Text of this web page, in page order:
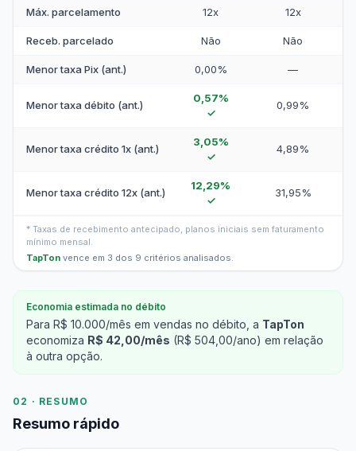
Máx. parcelamento 12x 12x
Receb. parcelado Não Não
Menor taxa Pix (ant.) 0,00% —
Menor taxa débito (ant.)
0,57%
✓
0,99%
Menor taxa crédito 1x (ant.)
3,05%
✓
4,89%
Menor taxa crédito 12x (ant.)
12,29%
✓
31,95%
* Taxas de recebimento antecipado, planos iniciais sem faturamento
mínimo mensal.
TapTon vence em 3 dos 9 critérios analisados.
Economia estimada no débito
Para R$ 10.000/mês em vendas no débito, a TapTon
economiza R$ 42,00/mês (R$ 504,00/ano) em relação
à outra opção.
02 · RESUMO
Resumo rápido